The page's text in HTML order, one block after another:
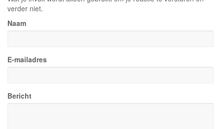
verder niet.
Naam
E-mailadres
Bericht